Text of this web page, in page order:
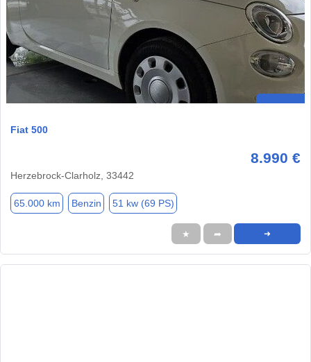
Fiat 500
8.990 €
Herzebrock-Clarholz, 33442
65.000 km Benzin 51 kw (69 PS)
★ ➦ ➜